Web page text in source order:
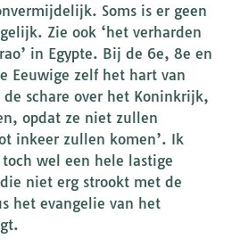
Soms is er geen
Zie ook ‘het verharden
in Egypte. Bij de 6e, 8e en
Eeuwige zelf het hart van
de schare over het Koninkrijk,
opdat ze niet zullen
inkeer zullen komen’. Ik
wel een hele lastige
niet erg strookt met de
het evangelie van het